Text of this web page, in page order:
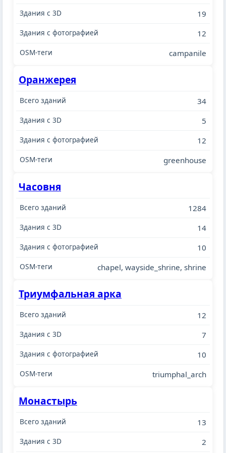
19
12
campanile
Оранжерея
34
5
12
greenhouse
Часовня
1284
14
10
chapel, wayside_shrine, shrine
Триумфальная арка
12
7
10
triumphal_arch
Монастырь
13
2